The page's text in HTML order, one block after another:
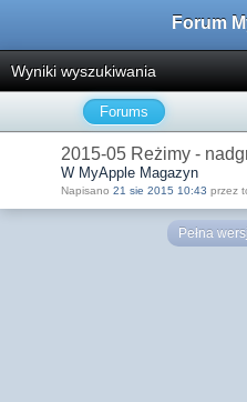
Forum
Wyniki wyszukiwania
Forums
2015-05 Reżimy -
W MyApple Magazyn
Napisano 21 sie 2015 10:43 przez
Pełna